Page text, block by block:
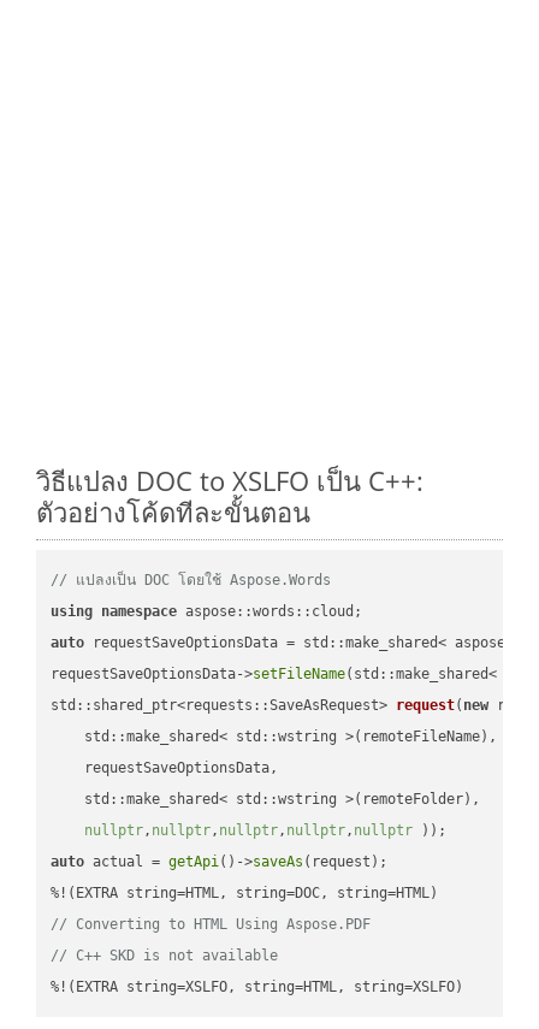
วิธีแปลง DOC to XSLFO เป็น C++:
ตัวอย่างโค้ดทีละขั้นตอน
// แปลงเป็น DOC โดยใช้ Aspose.Words
using namespace
auto requestSaveOptionsData = std::make_shared<
requestSaveOptionsData->setFileName(std::make_shared<
std::shared_ptr<requests::SaveAsRequest> request( new
    std::make_shared< std::wstring >(remoteFileName),
    requestSaveOptionsData,
    std::make_shared< std::wstring >(remoteFolder),
nullptr, nullptr, nullptr, nullptr, nullptr ))
auto actual = getApi()->saveAs (request);
// Converting to HTML Using Aspose.PDF
// C++ SKD is not available
%!(EXTRA string=XSLFO, string=HTML, string=XSLFO)